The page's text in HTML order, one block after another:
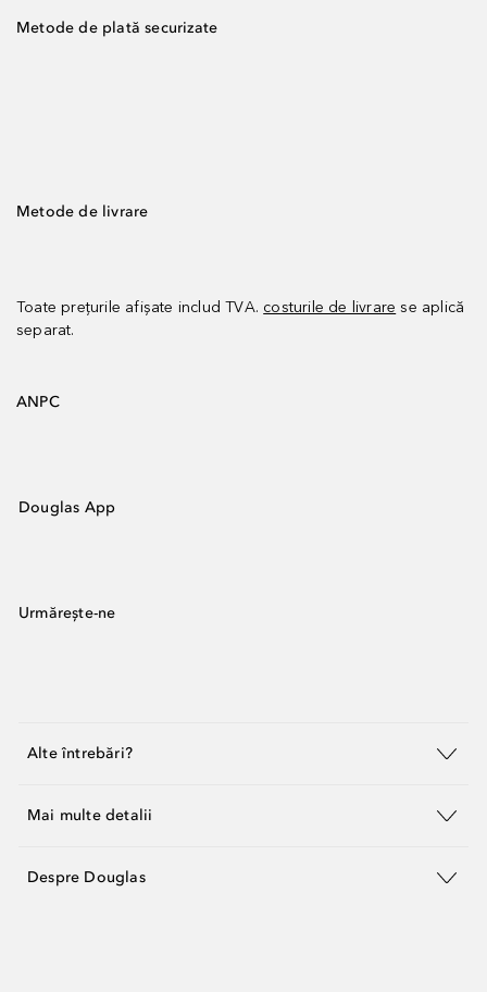
Metode de plată securizate
Metode de livrare
Toate prețurile afișate includ TVA. costurile de livrare se aplică
separat.
ANPC
Douglas App
Urmărește-ne
Alte întrebări?
Mai multe detalii
Despre Douglas